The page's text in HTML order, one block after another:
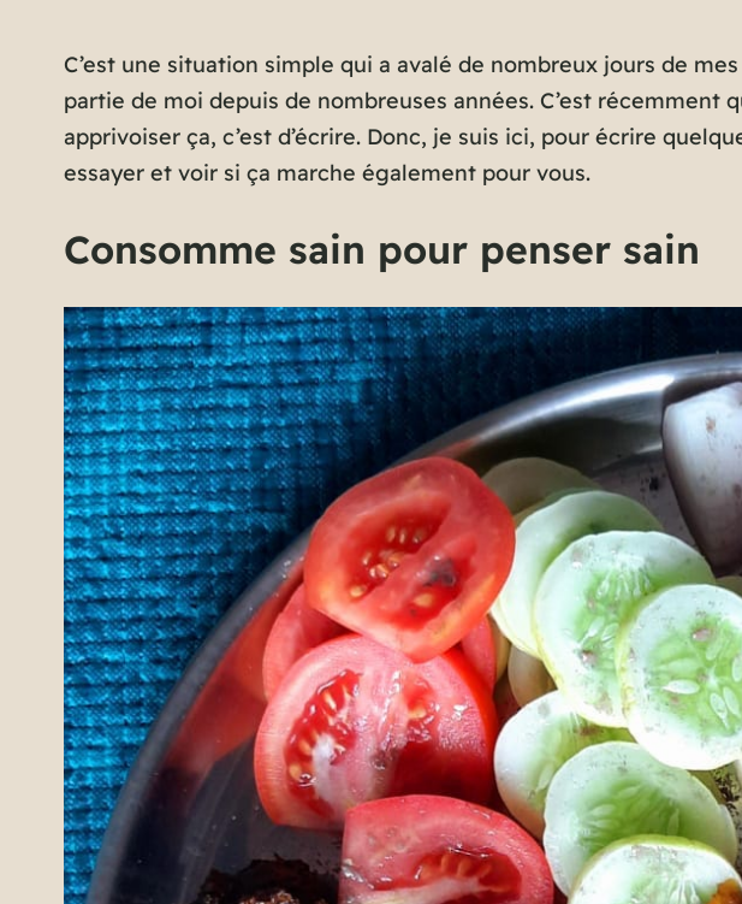
C’est une situation simple qui a avalé de nombreux jours de
partie de moi depuis de nombreuses années. C’est récemment
apprivoiser ça, c’est d’écrire. Donc, je suis ici, pour écrire
essayer et voir si ça marche également pour vous.
Consomme sain pour penser sain